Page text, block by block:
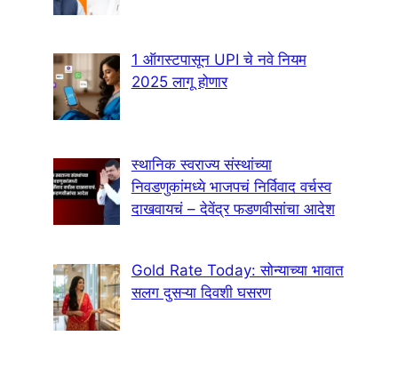
1 ऑगस्टपासून UPI चे नवे नियम
2025 लागू होणार
स्थानिक स्वराज्य संस्थांच्या
निवडणुकांमध्ये भाजपचं निर्विवाद वर्चस्व
दाखवायचं – देवेंद्र फडणवीसांचा आदेश
Gold Rate Today: सोन्याच्या भावात
सलग दुसऱ्या दिवशी घसरण